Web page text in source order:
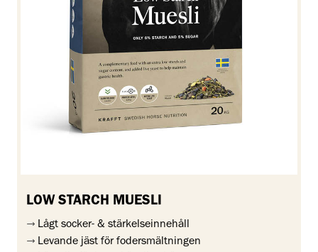
LOW STARCH MUESLI
Lågt socker- & stärkelseinnehåll
Levande jäst för fodersmältningen